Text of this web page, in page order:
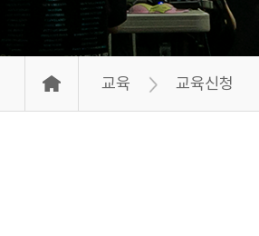
교육 교육신청